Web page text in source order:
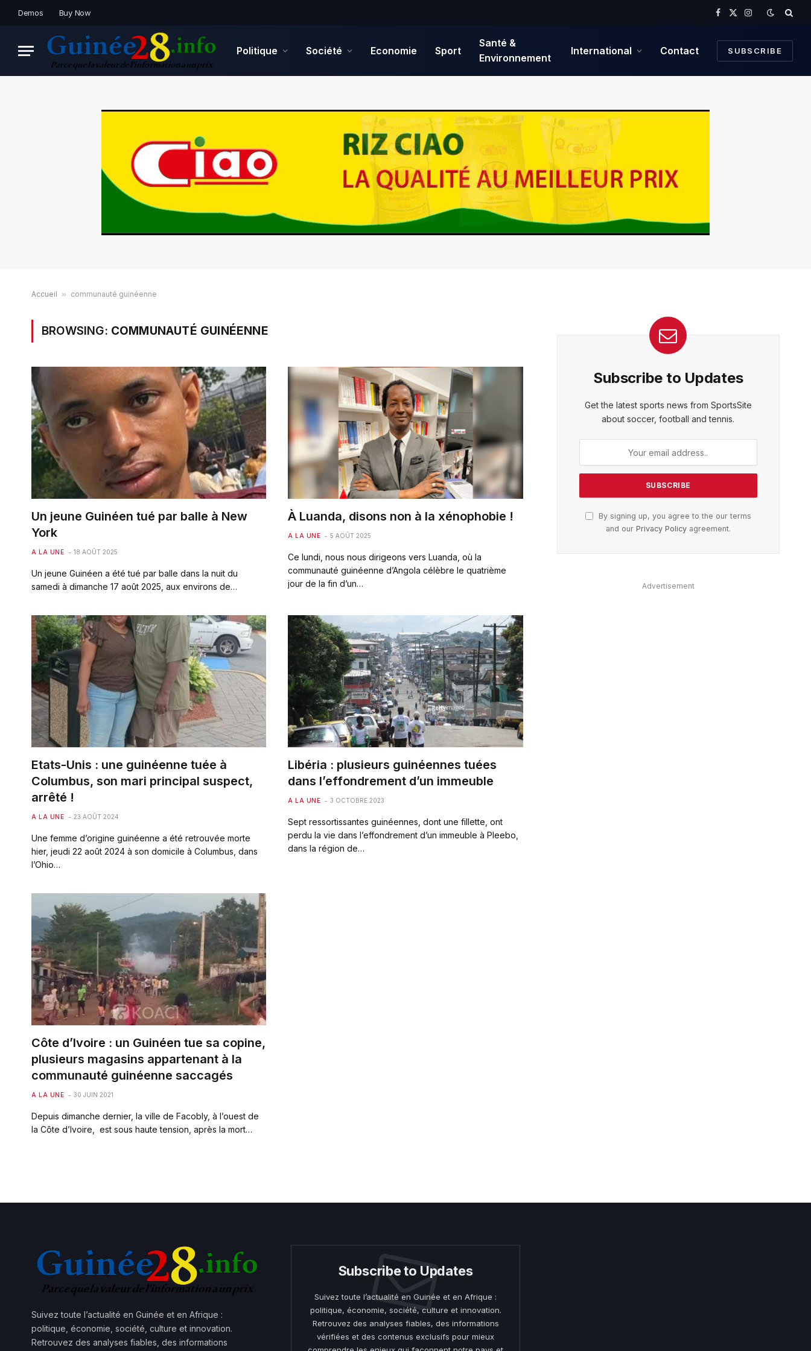
Demos Buy Now
Facebook
X
Instagram
Politique Société Economie Sport
Santé &
Environnement
International Contact SUBSCRIBE
Accueil » communauté guinéenne
BROWSING: COMMUNAUTÉ GUINÉENNE
Un jeune Guinéen tué par balle à New
York
A LA UNE 18 AOÛT 2025
Un jeune Guinéen a été tué par balle dans la nuit du
samedi à dimanche 17 août 2025, aux environs de…
À Luanda, disons non à la xénophobie !
A LA UNE 5 AOÛT 2025
Ce lundi, nous nous dirigeons vers Luanda, où la
communauté guinéenne d’Angola célèbre le quatrième
jour de la fin d’un…
Etats-Unis : une guinéenne tuée à
Columbus, son mari principal suspect,
arrêté !
A LA UNE 23 AOÛT 2024
Une femme d’origine guinéenne a été retrouvée morte
hier, jeudi 22 août 2024 à son domicile à Columbus, dans
l’Ohio…
Libéria : plusieurs guinéennes tuées
dans l’effondrement d’un immeuble
A LA UNE 3 OCTOBRE 2023
Sept ressortissantes guinéennes, dont une fillette, ont
perdu la vie dans l’effondrement d’un immeuble à Pleebo,
dans la région de…
Côte d’Ivoire : un Guinéen tue sa copine,
plusieurs magasins appartenant à la
communauté guinéenne saccagés
A LA UNE 30 JUIN 2021
Depuis dimanche dernier, la ville de Facobly, à l’ouest de
la Côte d’Ivoire, est sous haute tension, après la mort…
Subscribe to Updates
Get the latest sports news from SportsSite
about soccer, football and tennis.
By signing up, you agree to the our terms
and our Privacy Policyagreement.
Advertisement
Suivez toute l’actualité en Guinée et en Afrique :
politique, économie, société, culture et innovation.
Retrouvez des analyses fiables, des informations
Subscribe to Updates
Suivez toute l’actualité en Guinée et en Afrique :
politique, économie, société, culture et innovation.
Retrouvez des analyses fiables, des informations
vérifiées et des contenus exclusifs pour mieux